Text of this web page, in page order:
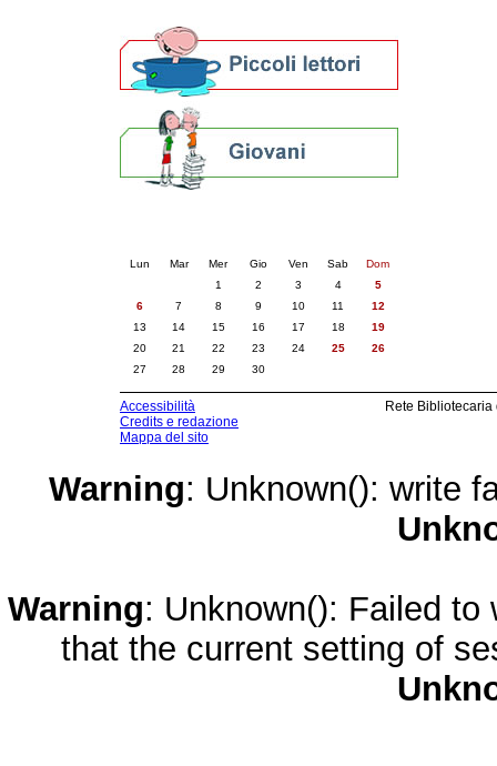
Lun Mar Mer Gio Ven Sab
Dom
1
2 3 4
5
6
7 8 9 10 11
12
13
14 15 16 17 18
19
20
21 22 23 24 25
26
27
28 29 30
Accessibilità
Credits e redazione
Mappa del sito
Rete
Warning: Unknown(): write
Warning: Unknown(): Failed
that the current setting of